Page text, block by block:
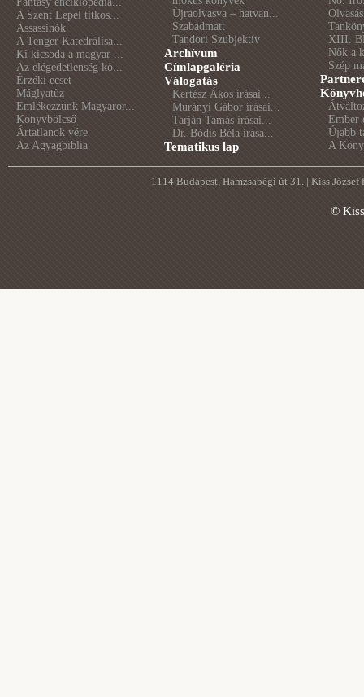
A Szent Lepel titkos...
Assassinók
A Tenger Katedrálisa...
Ki kicsoda a magyar ...
Az elégedetlenség kö...
Érzéki ecset
Máglyatűz
Emlékezzünk Magyaror...
Könyvbölcső
Ártatlanok vére
Az Agyagbiblia
Újraolvasva – hatvan...
Szabadmatt
Tandori Szubjektív
Archívum
Címlapgaléria
Válogatás
Kertész Ákos írásai...
Murányi Gábor írásai...
Tarján Tamás írásai...
Dr. Bódis Béla írása...
Tematikus lap
XIII.
Nők a
Szép
Ember
Újabb
A
1114 Budapest, Hamzsabégi út 31. | Kiss
©